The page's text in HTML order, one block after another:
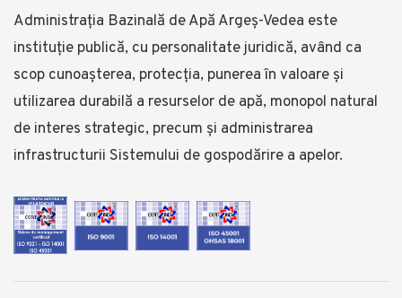
Administrația Bazinală de Apă Argeș-Vedea este
instituție publică, cu personalitate juridică, având ca
scop cunoașterea, protecția, punerea în valoare și
utilizarea durabilă a resurselor de apă, monopol natural
de interes strategic, precum și administrarea
infrastructurii Sistemului de gospodărire a apelor.